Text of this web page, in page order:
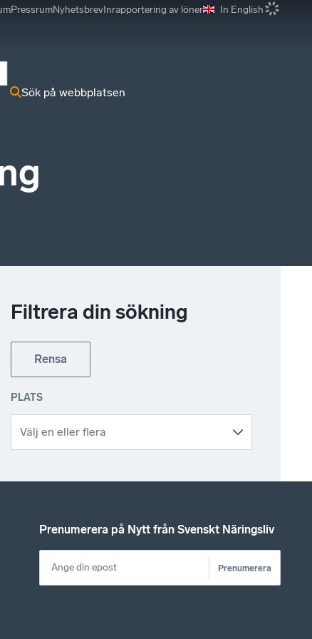
PressrumNyhetsbrevInrapportering av löner In English
Sök på webbplatsen
Filtrera din sökning
Rensa
PLATS
Prenumerera på Nytt från Svenskt Näringsliv
Prenumerera